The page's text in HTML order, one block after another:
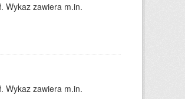
Wykaz zawiera m.in.
Wykaz zawiera m.in.